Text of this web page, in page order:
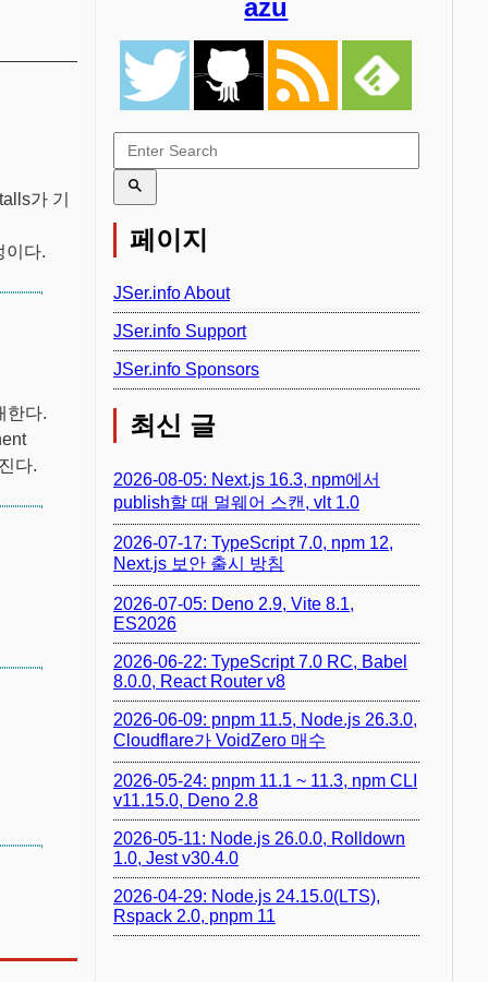
가 기
이다.
한다.
다.
azu
페이지
JSer.info About
JSer.info Support
JSer.info Sponsors
최신 글
2026-08-05: Next.js 16.3, npm에서
publish할 때 멀웨어 스캔, vlt 1.0
2026-07-17: TypeScript 7.0, npm 12,
Next.js 보안 출시 방침
2026-07-05: Deno 2.9, Vite 8.1,
ES2026
2026-06-22: TypeScript 7.0 RC, Babel
8.0.0, React Router v8
2026-06-09: pnpm 11.5, Node.js 26.3.0,
Cloudflare가 VoidZero 매수
2026-05-24: pnpm 11.1 ~ 11.3, npm CLI
v11.15.0, Deno 2.8
2026-05-11: Node.js 26.0.0, Rolldown
1.0, Jest v30.4.0
2026-04-29: Node.js 24.15.0(LTS),
Rspack 2.0, pnpm 11